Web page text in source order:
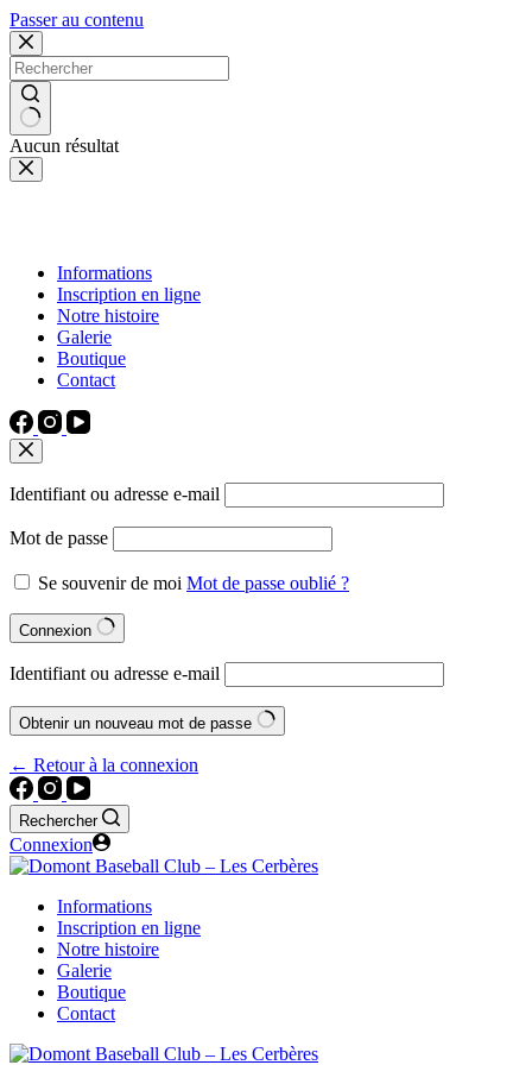
Passer au contenu
Aucun résultat
Informations
Inscription en ligne
Notre histoire
Galerie
Boutique
Contact
Identifiant ou adresse e-mail
Mot de passe
Se souvenir de moi Mot de passe oublié ?
Connexion
Identifiant ou adresse e-mail
Obtenir un nouveau mot de passe
← Retour à la connexion
Rechercher
Connexion
Informations
Inscription en ligne
Notre histoire
Galerie
Boutique
Contact